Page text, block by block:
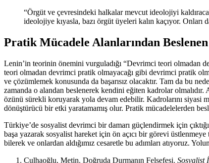
“Örgüt ve çevresindeki halkalar mevcut ideolojiyi
ideolojiye kıyasla, bazı örgüt üyeleri kalın kaçıyor.
Pratik Mücadele Alanlarından
Lenin’in teorinin önemini vurguladığı “Devrimci teori olmadan
teori olmadan devrimci pratik olmayacağı gibi devrimci pratik
ve çözümlemek konusunda da başarısız olacaktır. Tam da bu
zamanda o alandan beslenerek kendini eğiten kadrolar
özünü sürekli koruyarak yola devam edebilir. Kadrolarını
dönüştürücü bir etki yaratamamış olur. Pratik mücadelelerden
Türkiye’de sosyalist devrimci bir damarı güçlendirmek için
başa yazarak sosyalist hareket için ön açıcı bir görevi
bilerek ve onlardan aldığımız cesaretle bu adımları atıyoruz.
Çulhaoğlu, Metin. Doğruda Durmanın Felsefesi. Sosyalist